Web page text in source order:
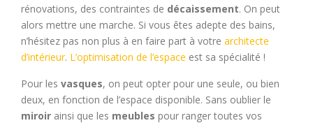
rénovations, des contraintes de décaissement. On peut
alors mettre une marche. Si vous êtes adepte des bains,
n’hésitez pas non plus à en faire part à votre architecte
d’intérieur. L’optimisation de l’espace est sa spécialité !
Pour les vasques, on peut opter pour une seule, ou bien
deux, en fonction de l’espace disponible. Sans oublier le
miroir ainsi que les meubles pour ranger toutes vos